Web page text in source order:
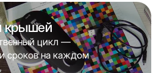
крышей
цикл —
сроков на каждом